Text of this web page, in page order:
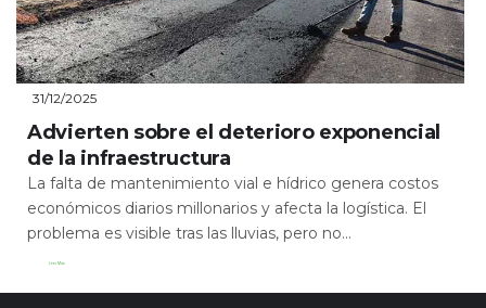
31/12/2025
Advierten sobre el deterioro exponencial
de la infraestructura
La falta de mantenimiento vial e hídrico genera costos
económicos diarios millonarios y afecta la logística. El
problema es visible tras las lluvias, pero no...
Leer Más